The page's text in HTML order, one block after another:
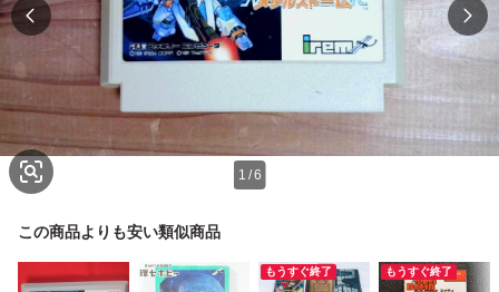
1 /6
この商品よりも安い類似商品
もうすぐ終了 もうすぐ終了